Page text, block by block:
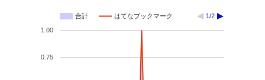
合計 はてなブックマーク 1/2
0.75
1.00